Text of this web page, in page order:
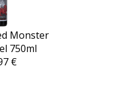
Monster
750ml
€